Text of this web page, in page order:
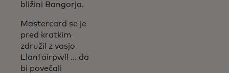
bližini Bangorja.
Mastercard se je
pred kratkim
združil z vasjo
Llanfairpwll ... da
bi povečali